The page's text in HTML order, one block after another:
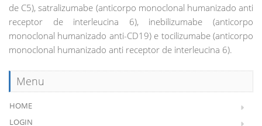
de C5), satralizumabe (anticorpo monoclonal humanizado anti
receptor de interleucina 6), inebilizumabe (anticorpo
monoclonal humanizado anti-CD19) e tocilizumabe (anticorpo
monoclonal humanizado anti receptor de interleucina 6).
Menu
HOME
LOGIN